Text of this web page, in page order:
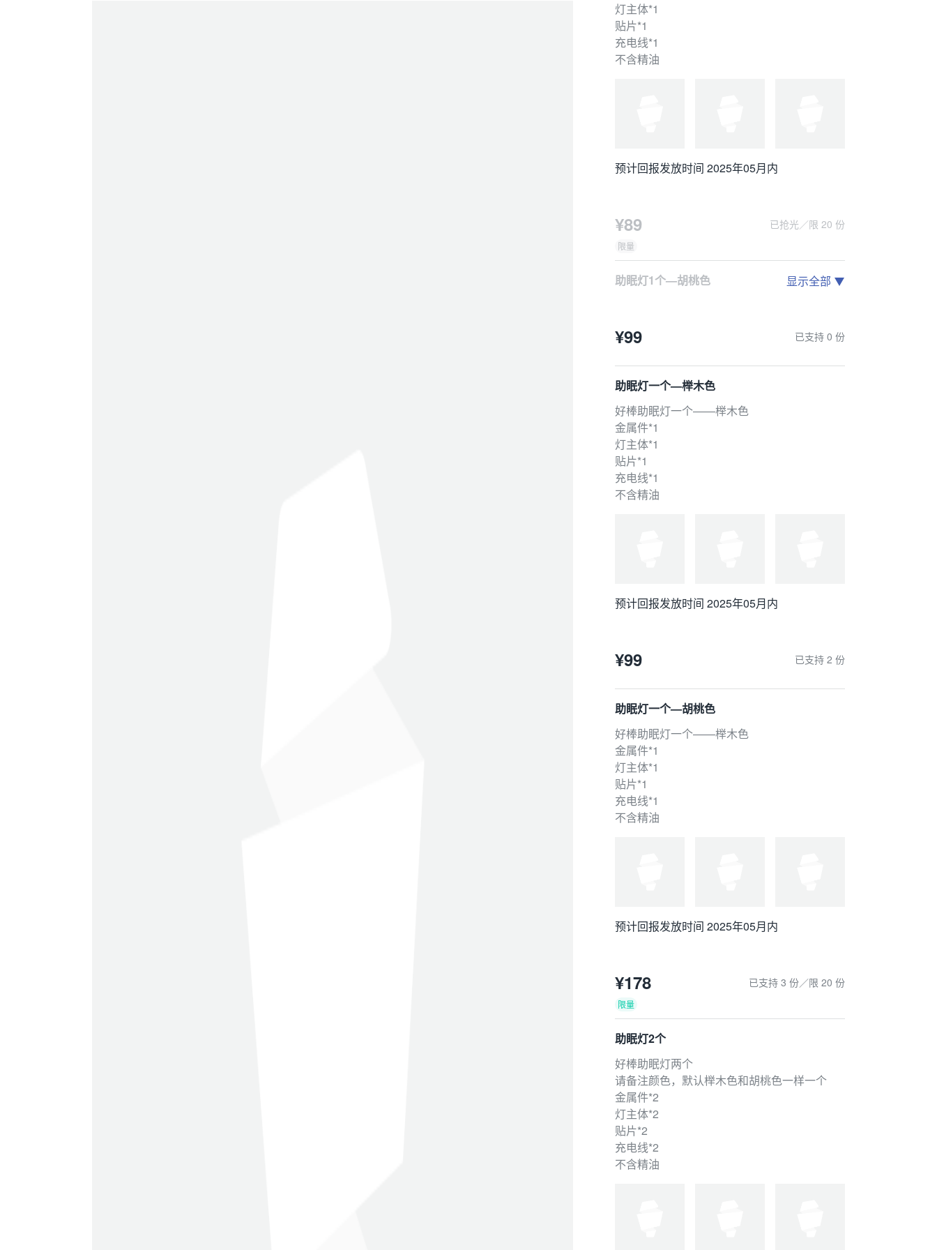
灯主体*1
贴片*1
充电线*1
不含精油
预计回报发放时间 2025年05月内
¥89 已抢光／限 20 份
限量
助眠灯1个—胡桃色
灯主体*1
不含精油
预计回报发放时间 2025年05月内
显示全部
¥99 已支持 0 份
助眠灯一个—榉木色
好棒助眠灯一个——榉木色
金属件*1
灯主体*1
贴片*1
充电线*1
不含精油
预计回报发放时间 2025年05月内
¥99 已支持 2 份
助眠灯一个—胡桃色
好棒助眠灯一个——榉木色
金属件*1
灯主体*1
贴片*1
充电线*1
不含精油
预计回报发放时间 2025年05月内
¥178 已支持 3 份／限 20 份
限量
助眠灯2个
好棒助眠灯两个
请备注颜色，默认榉木色和胡桃色一样一个
金属件*2
灯主体*2
贴片*2
充电线*2
不含精油